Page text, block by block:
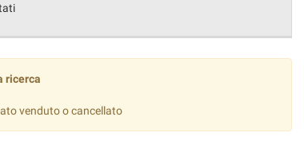
ricerca
venduto o cancellato